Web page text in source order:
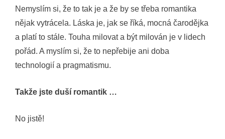
Nemyslím si, že to tak je a že by se třeba romantika
nějak vytrácela. Láska je, jak se říká, mocná čarodějka
a platí to stále. Touha milovat a být milován je v lidech
pořád. A myslím si, že to nepřebije ani doba
technologií a pragmatismu.
Takže jste duší romantik …
No jistě!